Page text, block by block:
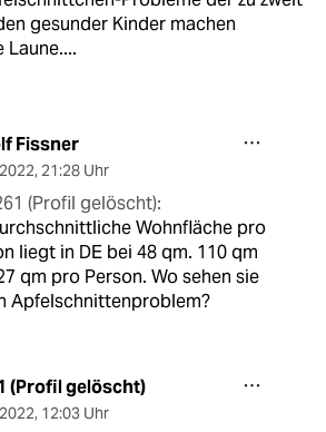
gesunder Kinder machen
Laune....
Fissner
, 21:28 Uhr
(Profil gelöscht):
Wohnfläche pro
liegt in DE bei 48 qm. 110 qm
qm pro Person. Wo sehen sie
Apfelschnittenproblem?
(Profil gelöscht)
, 12:03 Uhr